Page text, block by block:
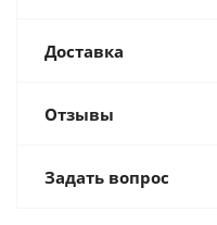
Доставка
Отзывы
Задать вопрос